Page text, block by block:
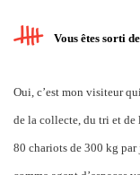
Vous êtes sorti
Oui, c’est mon visiteur
de la collecte, du tri et de
80 chariots de 300 kg